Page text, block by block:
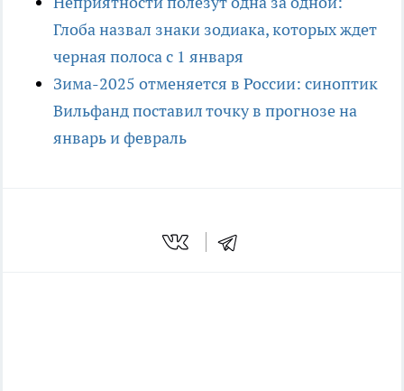
Глоба назвал знаки зодиака, которых ждет
черная полоса с 1 января
Зима-2025 отменяется в России: синоптик
Вильфанд поставил точку в прогнозе на
январь и февраль